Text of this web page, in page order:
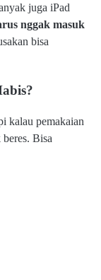
juga iPad
nggak masuk
bisa
kalau pemakaian
Bisa